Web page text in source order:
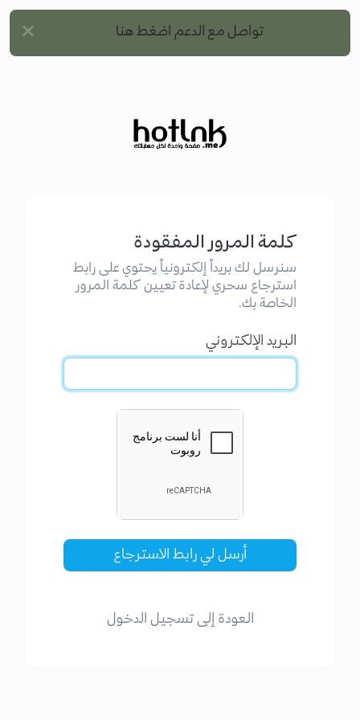
تواصل مع الدعم اضغط هنا
كلمة المرور المفقودة
سنرسل لك بريداً إلكترونياً يحتوي على رابط
استرجاع سحري لإعادة تعيين كلمة المرور
الخاصة بك.
البريد الإلكتروني
أرسل لي رابط الاسترجاع
العودة إلى تسجيل الدخول